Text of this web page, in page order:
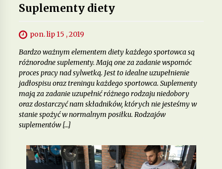
Suplementy diety
pon. lip 15 , 2019
Bardzo ważnym elementem diety każdego sportowca są
różnorodne suplementy. Mają one za zadanie wspomóc
proces pracy nad sylwetką. Jest to idealne uzupełnienie
jadłospisu oraz treningu każdego sportowca. Suplementy
mają za zadanie uzupełnić różnego rodzaju niedobory
oraz dostarczyć nam składników, których nie jesteśmy w
stanie spożyć w normalnym posiłku. Rodzajów
suplementów […]